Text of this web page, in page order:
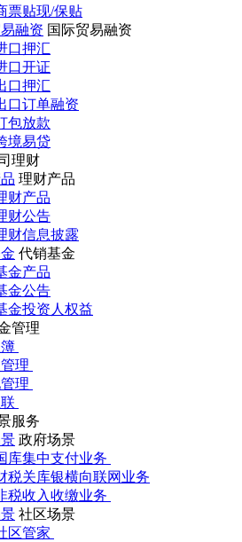
票贴现/保贴
融资 国际贸易融资
口押汇
口开证
口押汇
口订单融资
包放款
境易贷
理财
理财产品
财产品
财公告
财信息披露
代销基金
金产品
金公告
金投资人权益
管理
理
理
服务
政府场景
库集中支付业务
税关库银横向联网业务
税收入收缴业务
社区场景
区管家